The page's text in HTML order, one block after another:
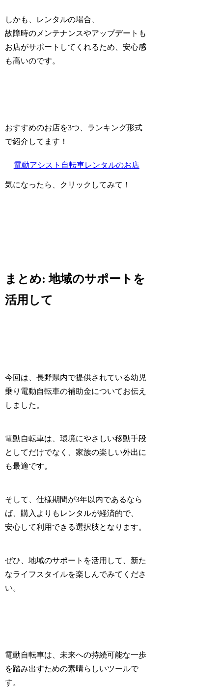
しかも、レンタルの場合、
故障時のメンテナンスやアップデートも
お店がサポートしてくれるため、安心感
も高いのです。
おすすめのお店を3つ、ランキング形式
で紹介してます！
電動アシスト自転車レンタルのお店
気になったら、クリックしてみて！
まとめ: 地域のサポートを
活用して
今回は、長野県内で提供されている幼児
乗り電動自転車の補助金についてお伝え
しました。
電動自転車は、環境にやさしい移動手段
としてだけでなく、家族の楽しい外出に
も最適です。
そして、仕様期間が3年以内であるなら
ば、購入よりもレンタルが経済的で、
安心して利用できる選択肢となります。
ぜひ、地域のサポートを活用して、新た
なライフスタイルを楽しんでみてくださ
い。
電動自転車は、未来への持続可能な一歩
を踏み出すための素晴らしいツールで
す。